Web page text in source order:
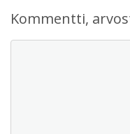
Kommentti,